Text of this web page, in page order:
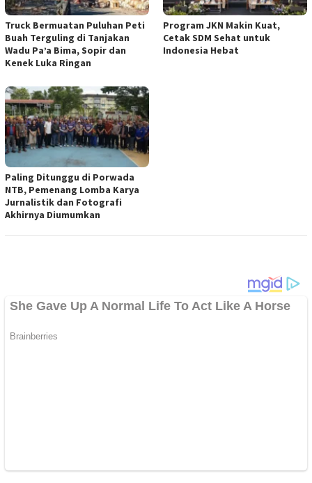
Truck Bermuatan Puluhan Peti
Buah Terguling di Tanjakan
Wadu Pa’a Bima, Sopir dan
Kenek Luka Ringan
Program JKN Makin Kuat,
Cetak SDM Sehat untuk
Indonesia Hebat
Paling Ditunggu di Porwada
NTB, Pemenang Lomba Karya
Jurnalistik dan Fotografi
Akhirnya Diumumkan